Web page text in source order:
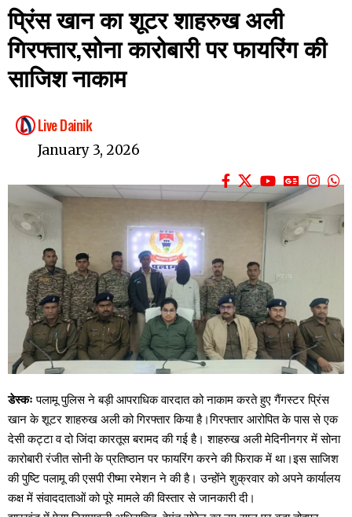
प्रिंस खान का शूटर शाहरुख अली
गिरफ्तार,सोना कारोबारी पर फायरिंग की
साजिश नाकाम
Live Dainik
January 3, 2026
डेस्कः पलामू पुलिस ने बड़ी आपराधिक वारदात को नाकाम करते हुए गैंगस्टर प्रिंस
खान के शूटर शाहरुख अली को गिरफ्तार किया है।गिरफ्तार आरोपित के पास से एक
देसी कट्टा व दो जिंदा कारतूस बरामद की गई है। शाहरुख अली मेदिनीनगर में सोना
कारोबारी रंजीत सोनी के प्रतिष्ठान पर फायरिंग करने की फिराक में था।इस साजिश
की पुष्टि पलामू की एसपी रीष्मा रमेशन ने की है। उन्होंने शुक्रवार को अपने कार्यालय
कक्ष में संवाददाताओं को पूरे मामले की विस्तार से जानकारी दी।